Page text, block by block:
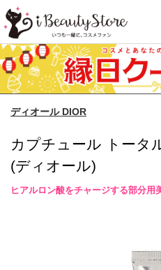
ディオール DIOR
カプチュール トータ
(ディオール)
ヒアルロン酸をチャージする部分用